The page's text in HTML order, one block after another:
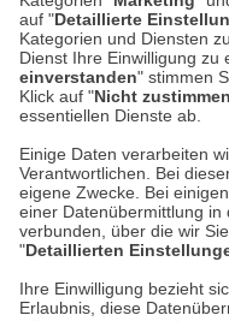
auf "Detaillierte
Kategorien und Diensten
Dienst Ihre Einwilligung zu
einverstanden" stimmen
Klick auf "Nicht zustimmen
essentiellen Dienste ab.
Einige Daten verarbeiten
Verantwortlichen. Bei
eigene Zwecke. Bei
einer Datenübermittlung in
verbunden, über die wir
"Detaillierten
Ihre Einwilligung bezieht
Erlaubnis, diese
Montag bis
Hier
Kontakt
Cookie-Einstellungen in